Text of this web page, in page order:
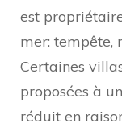
est
mer: tempête,
Certaines
proposées à
réduit en